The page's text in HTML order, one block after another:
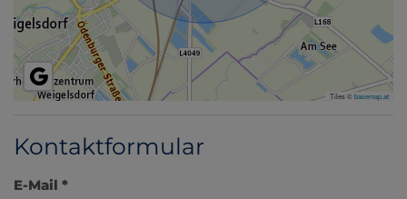
Tiles ©basemap.at
Kontaktformular
E-Mail